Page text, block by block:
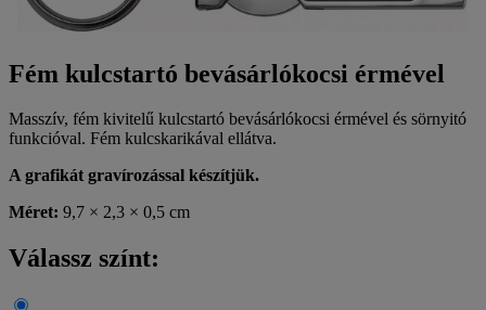
Fém kulcstartó bevásárlókocsi érmével
Masszív, fém kivitelű kulcstartó bevásárlókocsi érmével és sörnyitó
funkcióval. Fém kulcskarikával ellátva.
A grafikát gravírozással készítjük.
Méret: 9,7 × 2,3 × 0,5 cm
Válassz színt: